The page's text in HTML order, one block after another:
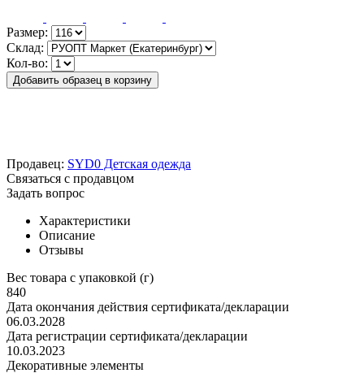
Размер:
Склад:
Кол-во:
Добавить образец в корзину
Продавец: SYD0 Детская одежда
Связаться с продавцом
Задать вопрос
Характеристики
Описание
Отзывы
Вес товара с упаковкой (г)
840
Дата окончания действия сертификата/декларации
06.03.2028
Дата регистрации сертификата/декларации
10.03.2023
Декоративные элементы